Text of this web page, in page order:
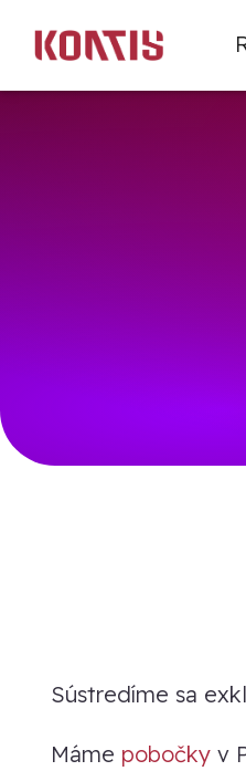
Sústredíme sa
Máme pobočky v